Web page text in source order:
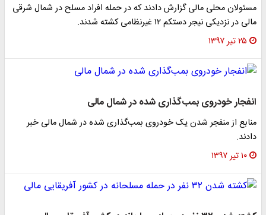
مسئولان محلی مالی گزارش دادند که در حمله افراد مسلح در شمال شرقی
مالی در نزدیکی نیجر دستکم ۱۲ غیرنظامی کشته شدند.
۲۵ تیر ۱۳۹۷
انفجار خودروی بمب‌گذاری شده در شمال مالی
منابع از منفجر شدن یک خودروی بمب‌گذاری شده در شمال مالی خبر
دادند.
۱۰ تیر ۱۳۹۷